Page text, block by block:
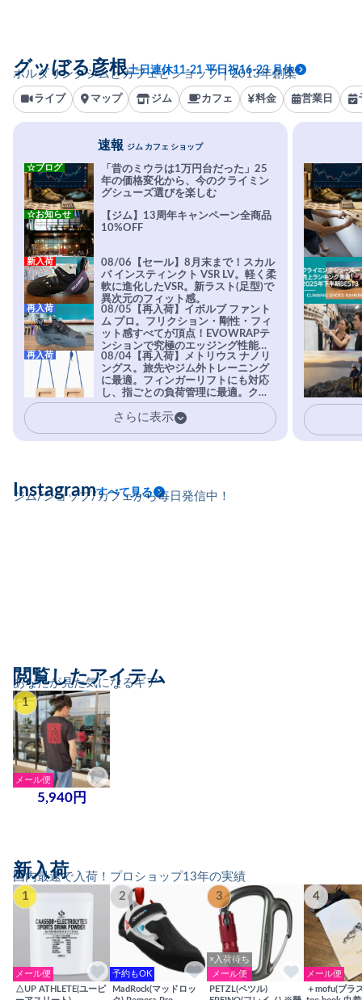
ボルダリングジムとカフェとショップ｜2013年創業
グッぼる彦根土日連休11-21 平日祝16-23 月休
ライブ マップ ジム カフェ 料金 営業日
速報 ジム カフェ ショップ
「昔のミウラは1万円台だった」25
年の価格変化から、今のクライミン
グシューズ選びを楽しむ
☆ブログ
【ジム】13周年キャンペーン全商品
10%OFF
☆お知らせ
08/06【セール】8月末まで！スカル
パ インスティンクト VSR LV。軽く柔
軟に進化したVSR。新ラスト(足型)で
異次元のフィット感。
新入荷
08/05【再入荷】イボルブ ファント
ム プロ。フリクション・剛性・フィ
ット感すべてが頂点！EVOWRAPテ
ンションで究極のエッジング性能を
実現。進化系ラバーEvo-74はTRAX
を凌駕する粘着力で極小ホールドに
安心感。
再入荷
08/04【再入荷】メトリウス ナノリ
ングス。旅先やジム外トレーニング
に最適。フィンガーリフトにも対応
し、指ごとの負荷管理に最適。クラ
イマーの指を本気で鍛えるギア。
再入荷
さらに表示
ジム/ショップ/カフェから毎日発信中！
Instagramすべて見る
あなたが見た気になるギア
閲覧したアイテム
1
メール便
5,940円
国内最速で入荷！プロショップ13年の実績
新入荷
1
メール便
△UP ATHLETE(ユーピ
2
予約もOK
MadRock(マッドロッ
3
×入荷待ち
メール便
PETZL(ペツル)
4
メール便
＋mofu(プラ